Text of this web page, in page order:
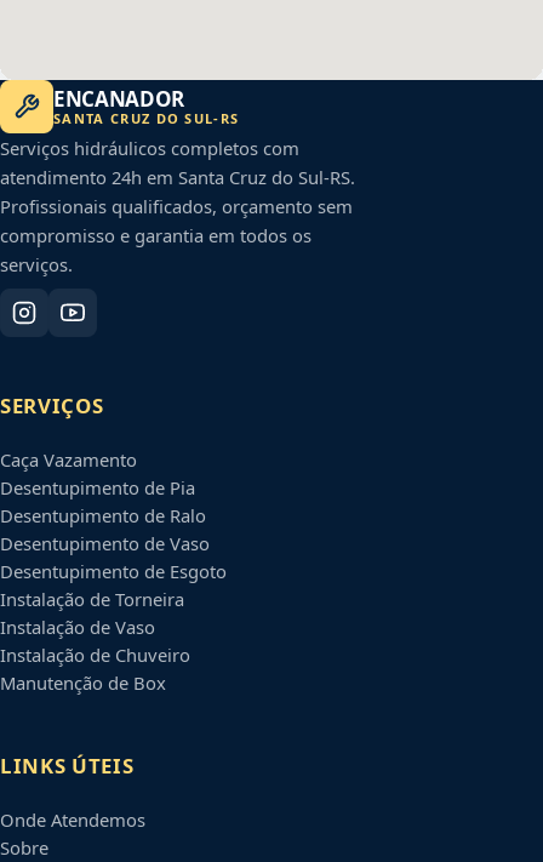
ENCANADOR
SANTA CRUZ DO SUL- RS
Serviços hidráulicos completos com
atendimento 24h em Santa Cruz do Sul-RS.
Profissionais qualificados, orçamento sem
compromisso e garantia em todos os
serviços.
SERVIÇOS
Caça Vazamento
Desentupimento de Pia
Desentupimento de Ralo
Desentupimento de Vaso
Desentupimento de Esgoto
Instalação de Torneira
Instalação de Vaso
Instalação de Chuveiro
Manutenção de Box
LINKS ÚTEIS
Onde Atendemos
Sobre